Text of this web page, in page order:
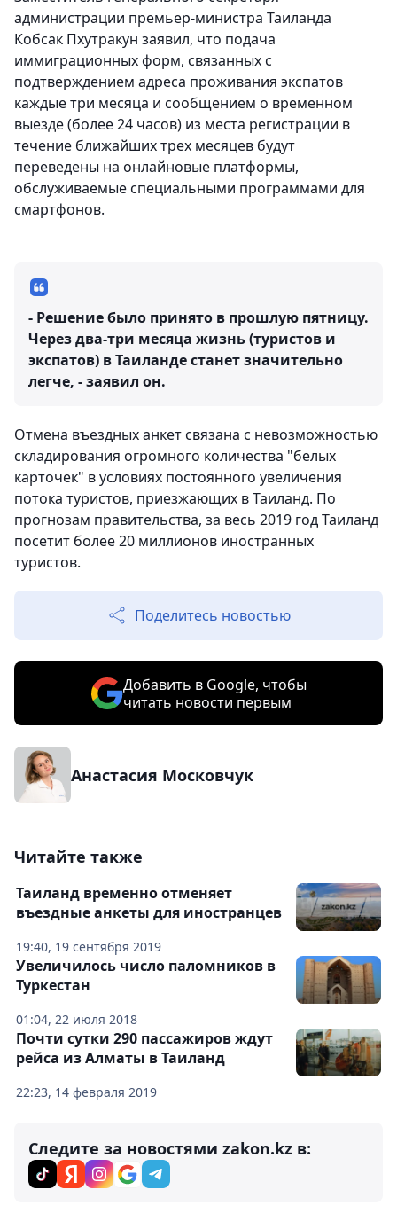
администрации премьер-министра Таиланда
Кобсак Пхутракун заявил, что подача
иммиграционных форм, связанных с
подтверждением адреса проживания экспатов
каждые три месяца и сообщением о временном
выезде (более 24 часов) из места регистрации в
течение ближайших трех месяцев будут
переведены на онлайновые платформы,
обслуживаемые специальными программами для
смартфонов.
- Решение было принято в прошлую пятницу.
Через два-три месяца жизнь (туристов и
экспатов) в Таиланде станет значительно
легче, - заявил он.
Отмена въездных анкет связана с невозможностью
складирования огромного количества "белых
карточек" в условиях постоянного увеличения
потока туристов, приезжающих в Таиланд. По
прогнозам правительства, за весь 2019 год Таиланд
посетит более 20 миллионов иностранных
туристов.
Поделитесь новостью
Добавить в Google, чтобы
читать новости первым
Анастасия Московчук
Читайте также
19:40, 19 сентября 2019
Таиланд временно отменяет
въездные анкеты для иностранцев
01:04, 22 июля 2018
Увеличилось число паломников в
Туркестан
22:23, 14 февраля 2019
Почти сутки 290 пассажиров ждут
рейса из Алматы в Таиланд
Следите за новостями zakon.kz в: